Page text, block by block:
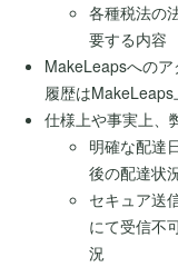
各種税法の
要する内容
MakeLeapsへの
履歴はMakeLeaps
仕様上や事実上、
明確な配達
後の配達状
セキュア送
にて受信不
況